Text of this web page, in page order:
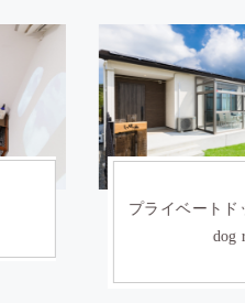
プライベートド
dog